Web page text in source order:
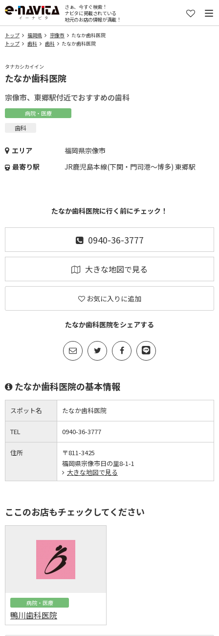
さぁ、今すぐ検索！
ナビタに掲載されている
地元のお店の情報が満載！
トップ 福岡県 宗像市
たなか歯科医院
トップ
歯科 歯科 たなか歯科医院
タナカシカイイン
たなか歯科医院
宗像市、東郷駅付近でおすすめの歯科
病院・医療
歯科
エリア
福岡県宗像市
最寄り駅
JR鹿児島本線(下関・門司港～博多) 東郷駅
たなか歯科医院に行く前にチェック！
0940-36-3777
大きな地図で見る
お気に入りに追加
たなか歯科医院をシェアする
たなか歯科医院の基本情報
スポット名 たなか歯科医院
TEL 0940-36-3777
住所
〒811-3425
福岡県宗像市日の里8-1-1
大きな地図で見る
ここのお店もチェックしてください
病院・医療
鴨川歯科医院